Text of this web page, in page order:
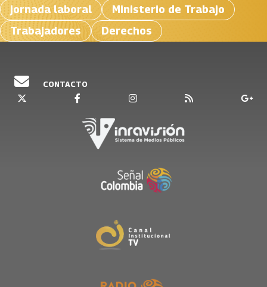
jornada laboral
Ministerio de Trabajo
Trabajadores
Derechos
CONTACTO